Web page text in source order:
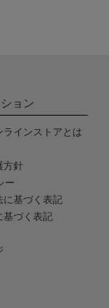
ョン
ラインストアとは
方針
ー
に基づく表記
基づく表記